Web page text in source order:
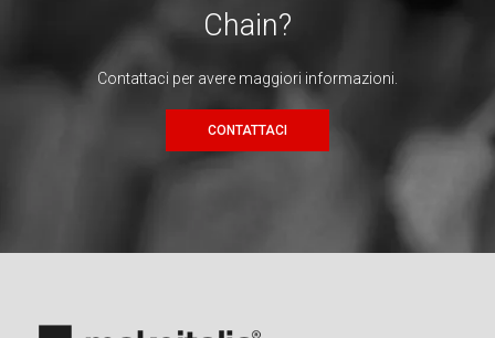
Chain?
Contattaci per avere maggiori informazioni.
CONTATTACI